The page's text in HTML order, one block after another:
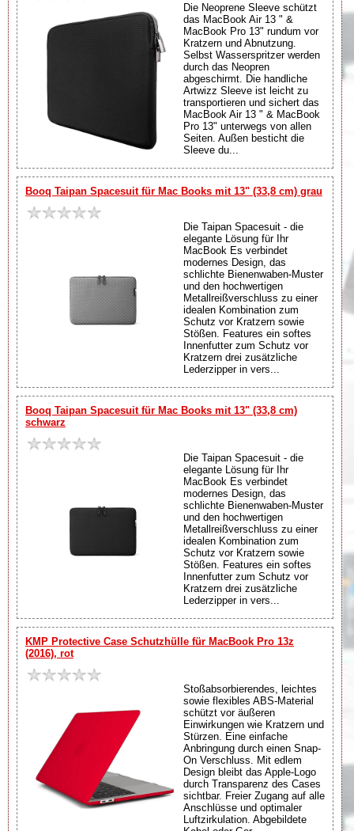
Die Neoprene Sleeve schützt
das MacBook Air 13 " &
MacBook Pro 13" rundum vor
Kratzern und Abnutzung.
Selbst Wasserspritzer werden
durch das Neopren
abgeschirmt. Die handliche
Artwizz Sleeve ist leicht zu
transportieren und sichert das
MacBook Air 13 " & MacBook
Pro 13" unterwegs von allen
Seiten. Außen besticht die
Sleeve du...
Booq Taipan Spacesuit für Mac Books mit 13" (33,8 cm) grau
Die Taipan Spacesuit - die
elegante Lösung für Ihr
MacBook Es verbindet
modernes Design, das
schlichte Bienenwaben-Muster
und den hochwertigen
Metallreißverschluss zu einer
idealen Kombination zum
Schutz vor Kratzern sowie
Stößen. Features ein softes
Innenfutter zum Schutz vor
Kratzern drei zusätzliche
Lederzipper in vers...
Booq Taipan Spacesuit für Mac Books mit 13" (33,8 cm)
schwarz
Die Taipan Spacesuit - die
elegante Lösung für Ihr
MacBook Es verbindet
modernes Design, das
schlichte Bienenwaben-Muster
und den hochwertigen
Metallreißverschluss zu einer
idealen Kombination zum
Schutz vor Kratzern sowie
Stößen. Features ein softes
Innenfutter zum Schutz vor
Kratzern drei zusätzliche
Lederzipper in vers...
KMP Protective Case Schutzhülle für MacBook Pro 13z
(2016), rot
Stoßabsorbierendes, leichtes
sowie flexibles ABS-Material
schützt vor äußeren
Einwirkungen wie Kratzern und
Stürzen. Eine einfache
Anbringung durch einen Snap-
On Verschluss. Mit edlem
Design bleibt das Apple-Logo
durch Transparenz des Cases
sichtbar. Freier Zugang auf alle
Anschlüsse und optimaler
Luftzirkulation. Abgebildete